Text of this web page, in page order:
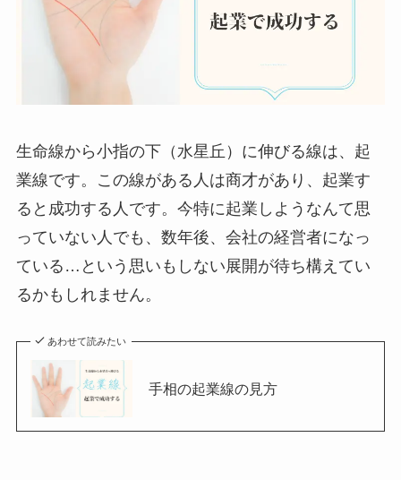
生命線から小指の下（水星丘）に伸びる線は、起
業線です。この線がある人は商才があり、起業す
ると成功する人です。今特に起業しようなんて思
っていない人でも、数年後、会社の経営者になっ
ている…という思いもしない展開が待ち構えてい
るかもしれません。
あわせて読みたい
手相の起業線の見方